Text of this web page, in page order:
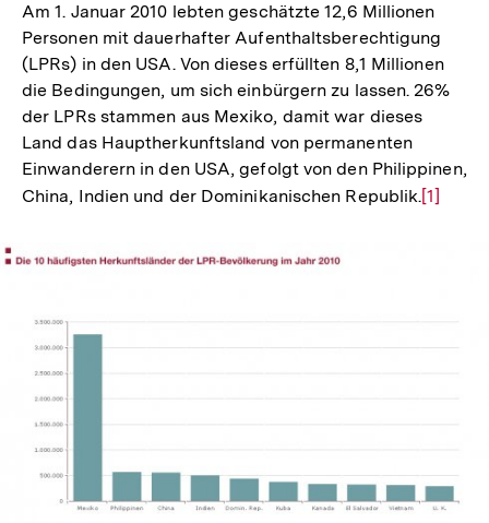
Am 1. Januar 2010 lebten geschätzte 12,6 Millionen
Personen mit dauerhafter Aufenthaltsberechtigung
(LPRs) in den USA. Von dieses erfüllten 8,1 Millionen
die Bedingungen, um sich einbürgern zu lassen. 26%
der LPRs stammen aus Mexiko, damit war dieses
Land das Hauptherkunftsland von permanenten
Einwanderern in den USA, gefolgt von den Philippinen,
China, Indien und der Dominikanischen Republik.Zur
[1]